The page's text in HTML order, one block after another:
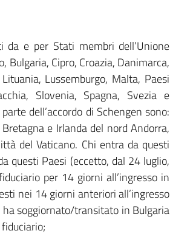
e per Stati membri dell’Unione
Bulgaria, Cipro, Croazia, Danimarca,
Lussemburgo, Malta, Paesi
Slovenia, Spagna, Svezia e
dell’accordo di Schengen sono:
e Irlanda del nord Andorra,
del Vaticano. Chi entra da questi
questi Paesi (eccetto, dal 24 luglio,
per 14 giorni all’ingresso in
nei 14 giorni anteriori all’ingresso
soggiornato/transitato in Bulgaria